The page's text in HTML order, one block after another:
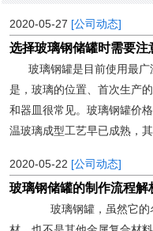
2020-05-27 [公司动态]
选择玻璃钢储罐时需要注
玻璃钢罐是目前使用最
是，玻璃的位置、首次生产
和器皿很常见。玻璃钢罐价
温玻璃成型工艺早已成熟，
2020-05-22 [公司动态]
玻璃钢储罐的制作流程解
玻璃钢罐，虽然它的